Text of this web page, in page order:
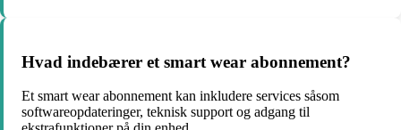
Hvad indebærer et smart wear abonnement?
Et smart wear abonnement kan inkludere services såsom
softwareopdateringer, teknisk support og adgang til